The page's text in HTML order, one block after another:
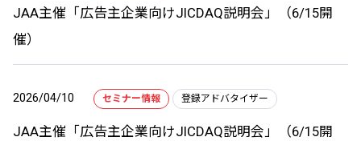
JAA主催「広告主企業向けJICDAQ説明会」（6/15開
催）
2026/04/10 セミナー情報 登録アドバタイザー
JAA主催「広告主企業向けJICDAQ説明会」（6/15開